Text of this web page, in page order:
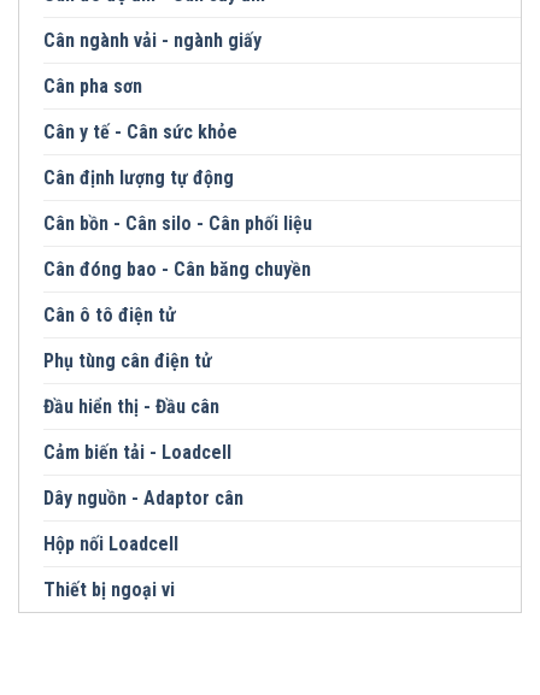
Cân ngành vải - ngành giấy
Cân pha sơn
Cân y tế - Cân sức khỏe
Cân định lượng tự động
Cân bồn - Cân silo - Cân phối liệu
Cân đóng bao - Cân băng chuyền
Cân ô tô điện tử
Phụ tùng cân điện tử
Đầu hiển thị - Đầu cân
Cảm biến tải - Loadcell
Dây nguồn - Adaptor cân
Hộp nối Loadcell
Thiết bị ngoại vi